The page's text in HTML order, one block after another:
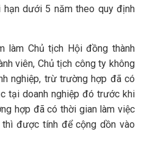
dưới 5 năm theo quy định
làm Chủ tịch Hội đồng thành
viên, Chủ tịch công ty không
nghiệp, trừ trường hợp đã có
tại doanh nghiệp đó trước khi
hợp đã có thời gian làm việc
được tính để cộng dồn vào